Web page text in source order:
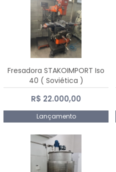
Fresadora STAKOIMPORT Iso
40 ( Soviética )
R$ 22.000,00
Lançamento